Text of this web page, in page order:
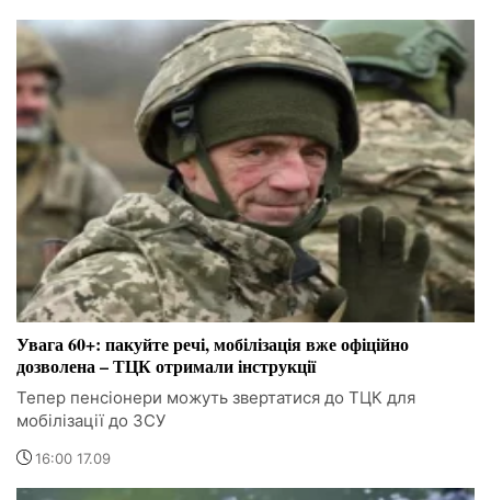
Увага 60+: пакуйте речі, мобілізація вже офіційно
дозволена – ТЦК отримали інструкції
Тепер пенсіонери можуть звертатися до ТЦК для
мобілізації до ЗСУ
16:00 17.09